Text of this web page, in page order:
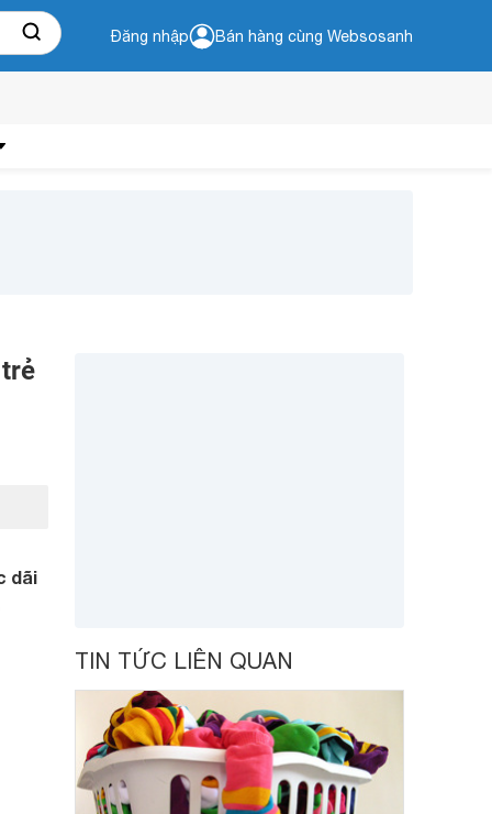
Đăng nhập Bán hàng cùng Websosanh
dãi
TIN TỨC LIÊN QUAN